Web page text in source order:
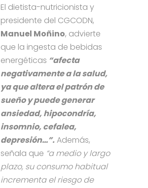
El dietista-nutricionista y
presidente del CGCODN,
Manuel Moñino, advierte
que la ingesta de bebidas
energéticas “afecta
negativamente a la salud,
ya que altera el patrón de
sueño y puede generar
ansiedad, hipocondría,
insomnio, cefalea,
depresión…”.Además,
señala que “a medio y largo
plazo, su consumo habitual
incrementa el riesgo de